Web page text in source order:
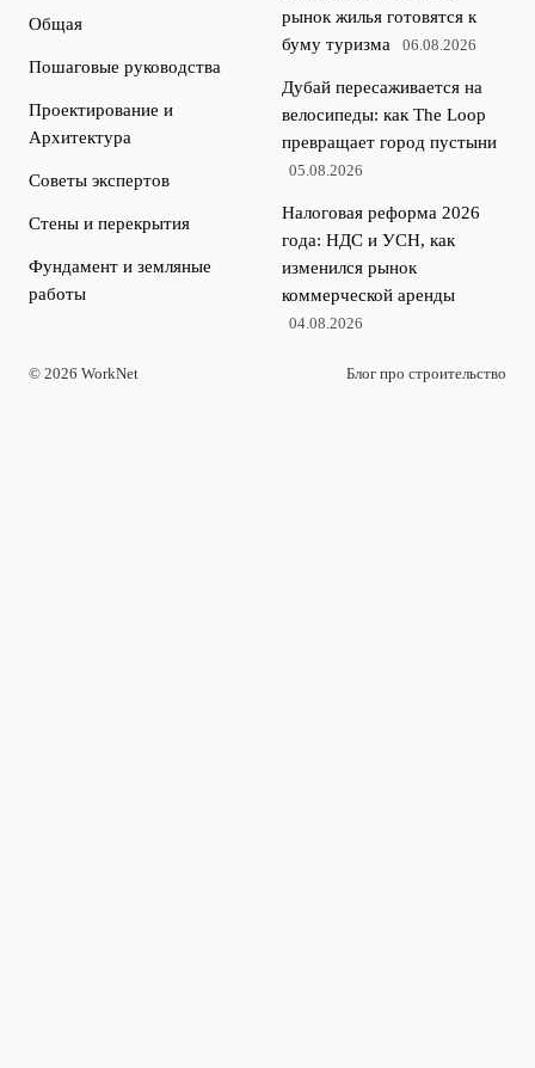
Общая
Пошаговые руководства
Проектирование и
Архитектура
Советы экспертов
Стены и перекрытия
Фундамент и земляные
работы
рынок жилья готовятся к
буму туризма
06.08.2026
Дубай пересаживается на
велосипеды: как The Loop
превращает город пустыни
05.08.2026
Налоговая реформа 2026
года: НДС и УСН, как
изменился рынок
коммерческой аренды
04.08.2026
© 2026 WorkNet Блог про строительство